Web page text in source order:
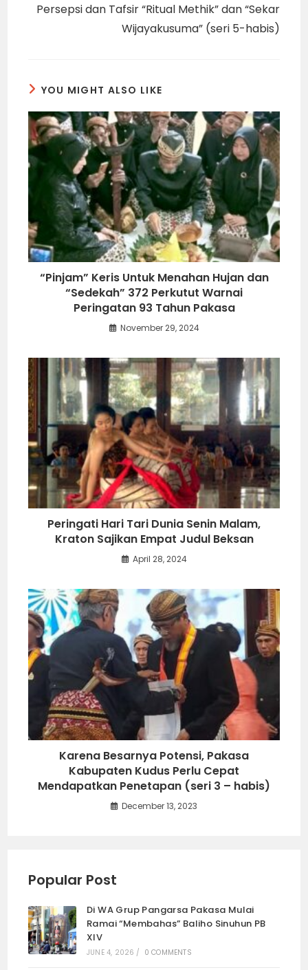
Persepsi dan Tafsir “Ritual Methik” dan “Sekar
Wijayakusuma” (seri 5-habis)
YOU MIGHT ALSO LIKE
“Pinjam” Keris Untuk Menahan Hujan dan
“Sedekah” 372 Perkutut Warnai
Peringatan 93 Tahun Pakasa
November 29, 2024
Peringati Hari Tari Dunia Senin Malam,
Kraton Sajikan Empat Judul Beksan
April 28, 2024
Karena Besarnya Potensi, Pakasa
Kabupaten Kudus Perlu Cepat
Mendapatkan Penetapan (seri 3 – habis)
December 13, 2023
Popular Post
Di WA Grup Pangarsa Pakasa Mulai
Ramai “Membahas” Baliho Sinuhun PB
XIV
JUNE 4, 2026 / 0 COMMENTS